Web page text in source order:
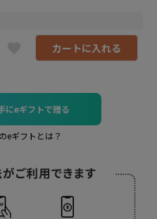
カートに入れる
にeギフトで贈る
のeギフトとは？